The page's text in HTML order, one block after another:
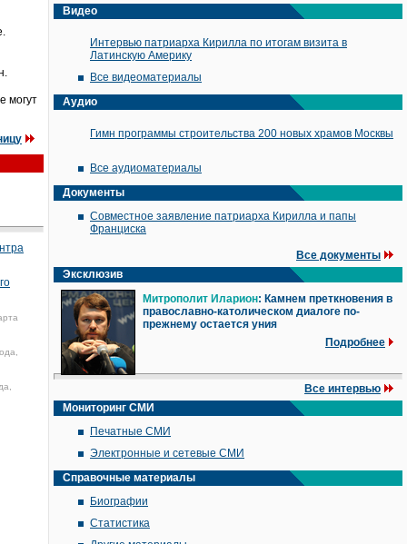
могут
Видео
Интервью патриарха Кирилла по итогам визита в
Латинскую Америку
Все видеоматериалы
Аудио
Гимн программы строительства 200 новых храмов Москвы
Все аудиоматериалы
Документы
Совместное заявление патриарха Кирилла и папы
Франциска
Все документы
Эксклюзив
Митрополит Иларион: Камнем преткновения в
православно-католическом диалоге по-
прежнему остается уния
Подробнее
Все интервью
Мониторинг СМИ
Печатные СМИ
Электронные и сетевые СМИ
Справочные материалы
Биографии
Статистика